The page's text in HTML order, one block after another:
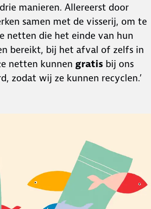
manieren. Allereerst door
samen met de visserij, om te
netten die het einde van hun
bereikt, bij het afval of zelfs in
netten kunnen gratis bij ons
zodat wij ze kunnen recyclen.’